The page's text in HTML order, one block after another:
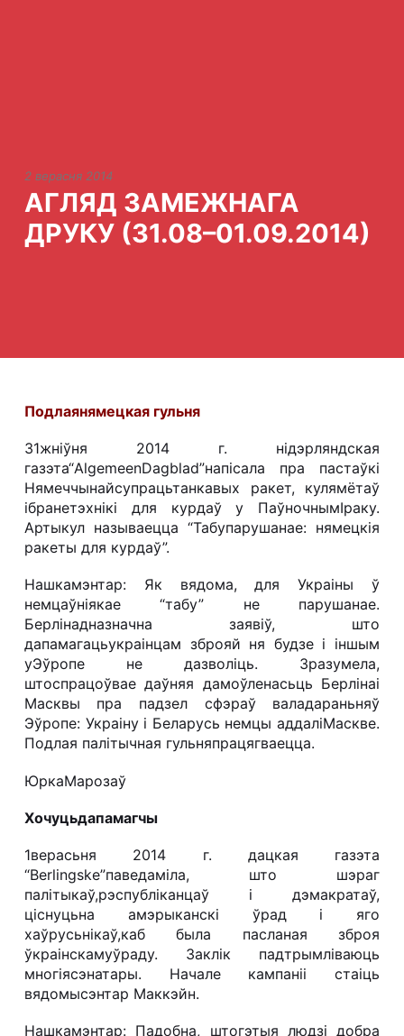
2 верасня 2014
АГЛЯД ЗАМЕЖНАГА
ДРУКУ (31.08–01.09.2014)
Подлаянямецкая гульня
31жніўня 2014 г. нідэрляндская
газэта“AlgemeenDagblad”напісала пра пастаўкі
Нямеччынайсупрацьтанкавых ракет, кулямётаў
ібранетэхнікі для курдаў у ПаўночнымІраку.
Артыкул называецца “Табупарушанае: нямецкія
ракеты для курдаў”.
Нашкамэнтар: Як вядома, для Украіны ў
немцаўніякае “табу” не парушанае.
Берлінадназначна заявіў, што
дапамагацьукраінцам зброяй ня будзе і іншым
уЭўропе не дазволіць. Зразумела,
штоспрацоўвае даўняя дамоўленасьць Берлінаі
Масквы пра падзел сфэраў валадараньняў
Эўропе: Украіну і Беларусь немцы аддаліМаскве.
Подлая палітычная гульняпрацягваецца.
ЮркаМарозаў
Хочуцьдапамагчы
1верасьня 2014 г. дацкая газэта
“Berlingske”паведаміла, што шэраг
палітыкаў,рэспубліканцаў і дэмакратаў,
ціснуцьна амэрыканскі ўрад і яго
хаўрусьнікаў,каб была пасланая зброя
ўкраінскамуўраду. Заклік падтрымліваюць
многіясэнатары. Начале кампаніі стаіць
вядомысэнтар Маккэйн.
Нашкамэнтар: Падобна, штогэтыя людзі добра